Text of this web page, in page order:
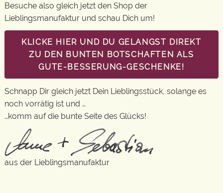
Besuche also gleich jetzt den Shop der
Lieblingsmanufaktur und schau Dich um!
KLICKE HIER UND DU GELANGST DIREKT
ZU DEN BUNTEN BOTSCHAFTEN ALS
GUTE-BESSERUNG-GESCHENKE!
Schnapp Dir gleich jetzt Dein Lieblingsstück, solange es
noch vorrätig ist und …
…komm auf die bunte Seite des Glücks!
aus der Lieblingsmanufaktur